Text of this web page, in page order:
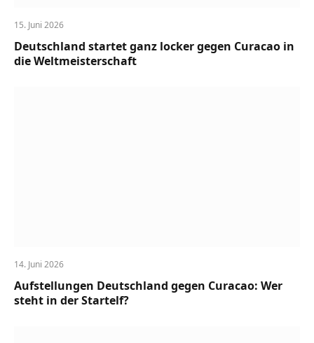
15. Juni 2026
Deutschland startet ganz locker gegen Curacao in
die Weltmeisterschaft
14. Juni 2026
Aufstellungen Deutschland gegen Curacao: Wer
steht in der Startelf?